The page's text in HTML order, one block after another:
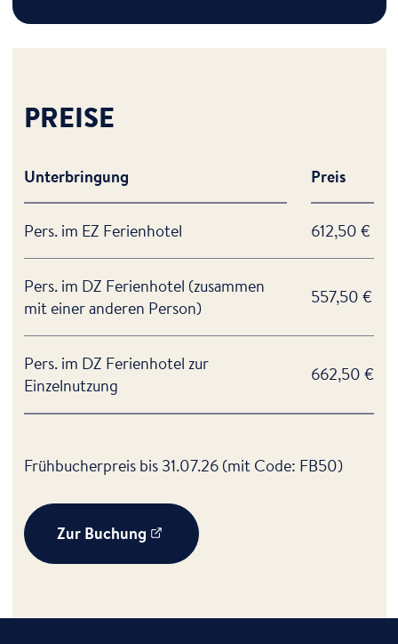
PREISE
Unterbringung Preis
Pers. im EZ Ferienhotel 612,50 €
Pers. im DZ Ferienhotel (zusammen
mit einer anderen Person)
557,50 €
Pers. im DZ Ferienhotel zur
Einzelnutzung
662,50 €
Frühbucherpreis bis 31.07.26 (mit Code: FB50)
Zur Buchung